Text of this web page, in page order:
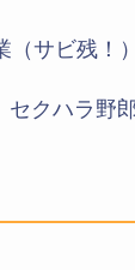
（サビ残！）
セクハラ野